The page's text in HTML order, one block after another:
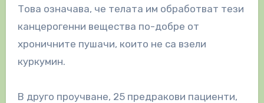
Това означава, че телата им обработват тези
канцерогенни вещества по-добре от
хроничните пушачи, които не са взели
куркумин.
В друго проучване, 25 предракови пациенти,